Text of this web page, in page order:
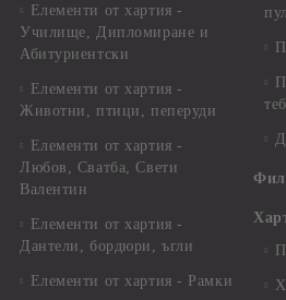
Елементи от хартия -
Училище, Дипломиране и
Абитуриентски
Елементи от хартия -
Животни, птици, пеперуди
Елементи от хартия -
Любов, Сватба, Свети
Валентин
Елементи от хартия -
Дантели, бордюри, ъгли
Елементи от хартия - Рамки